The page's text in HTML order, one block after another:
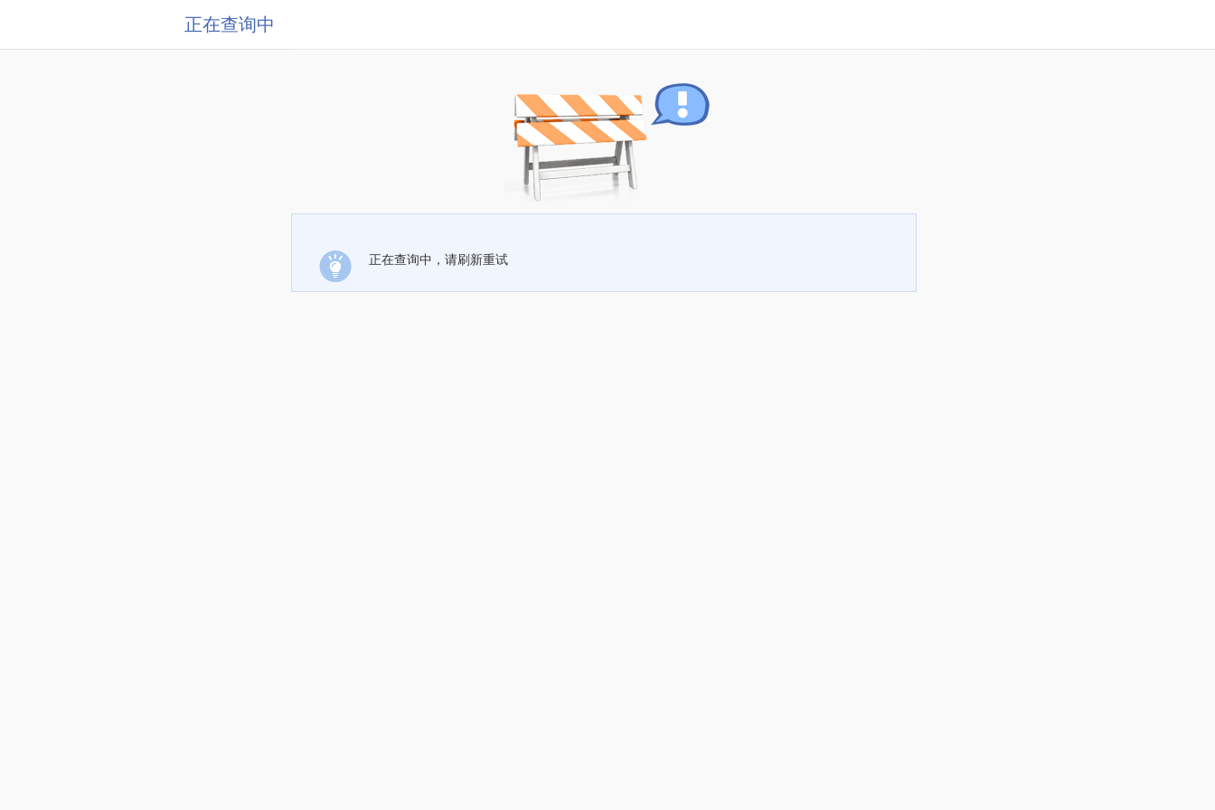
正在查询中
正在查询中，请刷新重试